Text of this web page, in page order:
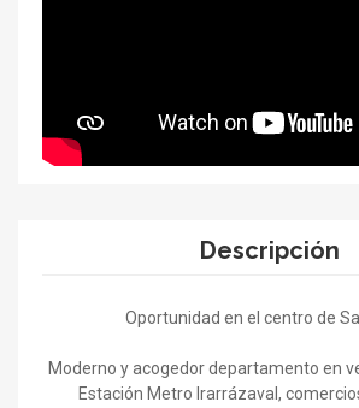
Descripción
Oportunidad en el centro de
Moderno y acogedor departamento en
Estación Metro Irarrázaval,